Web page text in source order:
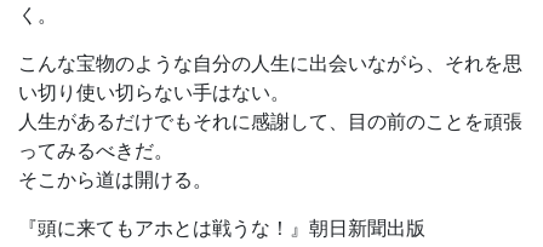
く。
こんな宝物のような自分の人生に出会いながら、それを思
い切り使い切らない手はない。
人生があるだけでもそれに感謝して、目の前のことを頑張
ってみるべきだ。
そこから道は開ける。
『頭に来てもアホとは戦うな！』朝日新聞出版